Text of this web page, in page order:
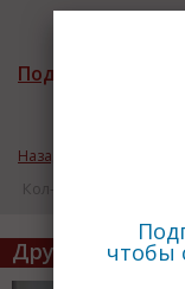
Подписаться на
Назад к рубрике
Кол-во просмотров:
Другие статьи
чтобы